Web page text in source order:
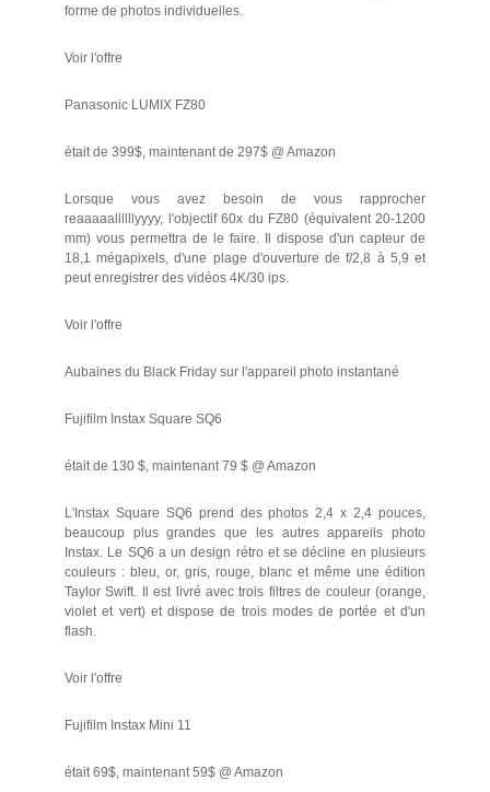
forme de photos individuelles.
Voir l'offre
Panasonic LUMIX FZ80
était de 399$, maintenant de 297$ @ Amazon
Lorsque vous avez besoin de vous rapprocher
reaaaaallllllyyyy, l'objectif 60x du FZ80 (équivalent 20-1200
mm) vous permettra de le faire. Il dispose d'un capteur de
18,1 mégapixels, d'une plage d'ouverture de f/2,8 à 5,9 et
peut enregistrer des vidéos 4K/30 ips.
Voir l'offre
Aubaines du Black Friday sur l'appareil photo instantané
Fujifilm Instax Square SQ6
était de 130 $, maintenant 79 $ @ Amazon
L'Instax Square SQ6 prend des photos 2,4 x 2,4 pouces,
beaucoup plus grandes que les autres appareils photo
Instax. Le SQ6 a un design rétro et se décline en plusieurs
couleurs : bleu, or, gris, rouge, blanc et même une édition
Taylor Swift. Il est livré avec trois filtres de couleur (orange,
violet et vert) et dispose de trois modes de portée et d'un
flash.
Voir l'offre
Fujifilm Instax Mini 11
était 69$, maintenant 59$ @ Amazon